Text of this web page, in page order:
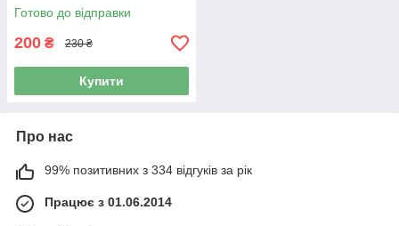
Готово до відправки
200 ₴ 230 ₴
Купити
Про нас
99% позитивних з 334 відгуків за рік
Працює з 01.06.2014